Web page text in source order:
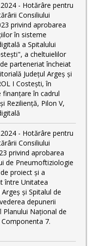
- Hotărâre pentru
Consiliului
privind aprobarea
în sisteme
a Spitalului
a cheltuielilor
parteneriat încheiat
Județul Argeș și
I Costești, în
finanțare în cadrul
Reziliență, Pilon V,
- Hotărâre pentru
Consiliului
privind aprobarea
de Pneumoftiziologie
proiect și a
între Unitatea
și Spitalul de
depunerii
Planului Național de
7.